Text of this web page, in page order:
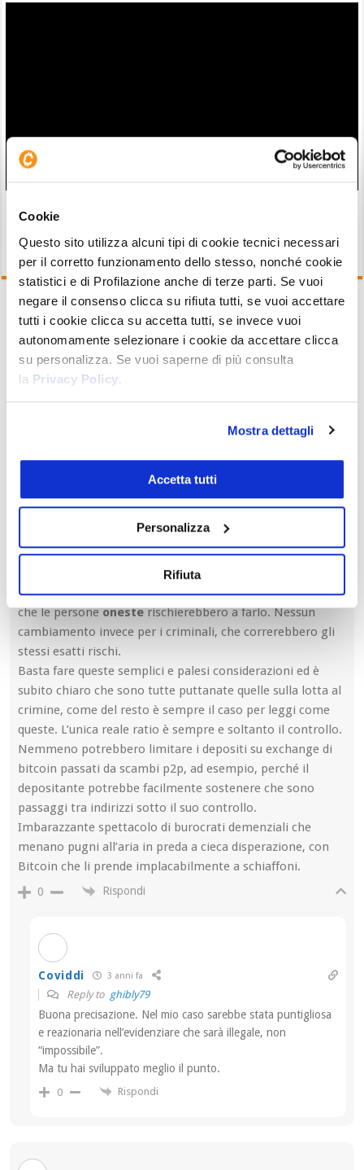
Cookie
Questo sito utilizza alcuni tipi di cookie tecnici necessari
per il corretto funzionamento dello stesso, nonché cookie
statistici e di Profilazione anche di terze parti. Se vuoi
negare il consenso clicca su rifiuta tutti, se vuoi accettare
tutti i cookie clicca su accetta tutti, se invece vuoi
autonomamente selezionare i cookie da accettare clicca
su personalizza. Se vuoi saperne di più consulta
la Privacy Policy.
Mostra dettagli
Accetta tutti
Personalizza
Rifiuta
settore crypto”, ma è bullish
29/07/26 15:57
Iscriviti
ghibly79 3 anni fa
“Sarà impossibile scambiarsi cripto tra persone” sarebbe
possibile esattamente come prima. Con unica differenza
che le personeonesterischierebbero a farlo. Nessun
cambiamento invece per i criminali, che correrebbero gli
stessi esatti rischi.
Basta fare queste semplici e palesi considerazioni ed è
subito chiaro che sono tutte puttanate quelle sulla lotta al
crimine, come del resto è sempre il caso per leggi come
queste. L’unica reale ratio è sempre e soltanto il controllo.
Nemmeno potrebbero limitare i depositi su exchange di
bitcoin passati da scambi p2p, ad esempio, perché il
depositante potrebbe facilmente sostenere che sono
passaggi tra indirizzi sotto il suo controllo.
Imbarazzante spettacolo di burocrati demenziali che
menano pugni all’aria in preda a cieca disperazione, con
Bitcoin che li prende implacabilmente a schiaffoni.
0 Rispondi
Coviddi 3 anni fa
Reply to ghibly79
Buona precisazione. Nel mio caso sarebbe stata puntigliosa
e reazionaria nell’evidenziare che sarà illegale, non
“impossibile”.
Ma tu hai sviluppato meglio il punto.
0 Rispondi